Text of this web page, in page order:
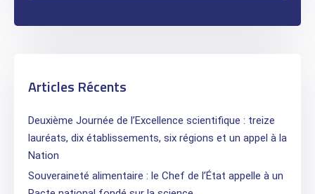
Articles Récents
Deuxième Journée de l’Excellence scientifique : treize
lauréats, dix établissements, six régions et un appel à la
Nation
Souveraineté alimentaire : le Chef de l’État appelle à un